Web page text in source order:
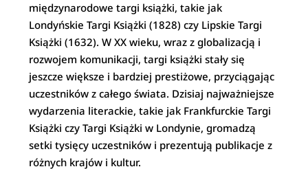
międzynarodowe targi książki, takie jak
Londyńskie Targi Książki (1828) czy Lipskie Targi
Książki (1632). W XX wieku, wraz z globalizacją i
rozwojem komunikacji, targi książki stały się
jeszcze większe i bardziej prestiżowe, przyciągając
uczestników z całego świata. Dzisiaj najważniejsze
wydarzenia literackie, takie jak Frankfurckie Targi
Książki czy Targi Książki w Londynie, gromadzą
setki tysięcy uczestników i prezentują publikacje z
różnych krajów i kultur.